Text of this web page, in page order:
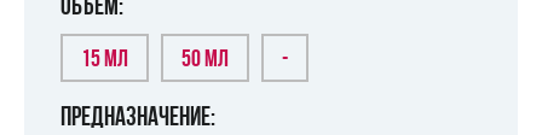
ОБЪЕМ:
15 МЛ 50 МЛ -
ПРЕДНАЗНАЧЕНИЕ: